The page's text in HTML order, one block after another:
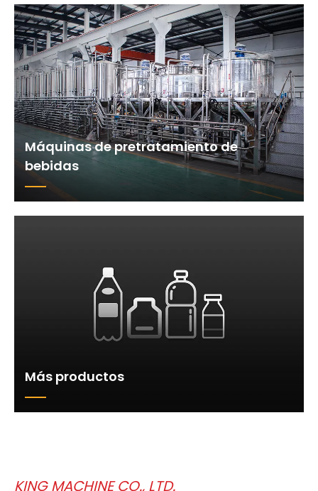
Máquinas de pretratamiento de
bebidas
Más productos
KING MACHINE CO., LTD.